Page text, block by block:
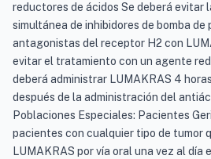
reductores de ácidos Se deberá evitar
simultánea de inhibidores de bomba de
antagonistas del receptor H2 con
evitar el tratamiento con un agente
deberá administrar LUMAKRAS 4
después de la administración del
Poblaciones Especiales: Pacientes
pacientes con cualquier tipo de tumor
LUMAKRAS por vía oral una vez al día